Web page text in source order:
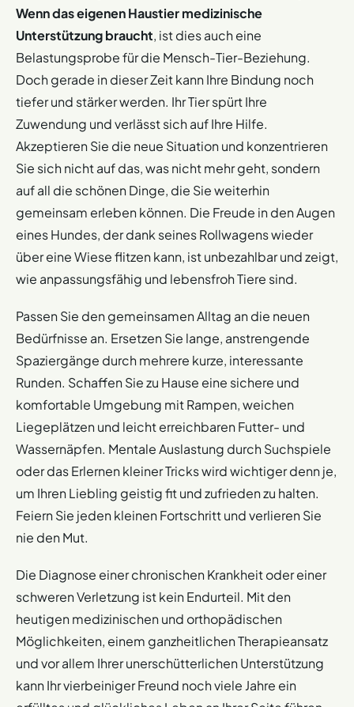
Wenn das eigenen Haustier medizinische
Unterstützung braucht, ist dies auch eine
Belastungsprobe für die Mensch-Tier-Beziehung.
Doch gerade in dieser Zeit kann Ihre Bindung noch
tiefer und stärker werden. Ihr Tier spürt Ihre
Zuwendung und verlässt sich auf Ihre Hilfe.
Akzeptieren Sie die neue Situation und konzentrieren
Sie sich nicht auf das, was nicht mehr geht, sondern
auf all die schönen Dinge, die Sie weiterhin
gemeinsam erleben können. Die Freude in den Augen
eines Hundes, der dank seines Rollwagens wieder
über eine Wiese flitzen kann, ist unbezahlbar und zeigt,
wie anpassungsfähig und lebensfroh Tiere sind.
Passen Sie den gemeinsamen Alltag an die neuen
Bedürfnisse an. Ersetzen Sie lange, anstrengende
Spaziergänge durch mehrere kurze, interessante
Runden. Schaffen Sie zu Hause eine sichere und
komfortable Umgebung mit Rampen, weichen
Liegeplätzen und leicht erreichbaren Futter- und
Wassernäpfen. Mentale Auslastung durch Suchspiele
oder das Erlernen kleiner Tricks wird wichtiger denn je,
um Ihren Liebling geistig fit und zufrieden zu halten.
Feiern Sie jeden kleinen Fortschritt und verlieren Sie
nie den Mut.
Die Diagnose einer chronischen Krankheit oder einer
schweren Verletzung ist kein Endurteil. Mit den
heutigen medizinischen und orthopädischen
Möglichkeiten, einem ganzheitlichen Therapieansatz
und vor allem Ihrer unerschütterlichen Unterstützung
kann Ihr vierbeiniger Freund noch viele Jahre ein